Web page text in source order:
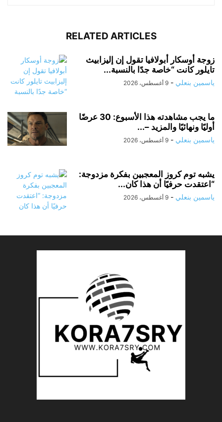
RELATED ARTICLES
زوجة أوسكار أبولافيا تقول إن إليزابيث
تايلور كانت “خاصة جدًا بالنسبة...
ياسمين بنعلي - 9 أغسطس، 2026
ما يجب مشاهدته هذا الأسبوع: 30 عرضًا
أوليًا ونهائيًا والمزيد –...
ياسمين بنعلي - 9 أغسطس، 2026
يشبه توم كروز المعجبين بفكرة مزدوجة:
“اعتقدت حرفيًا أن هذا كان...
ياسمين بنعلي - 9 أغسطس، 2026